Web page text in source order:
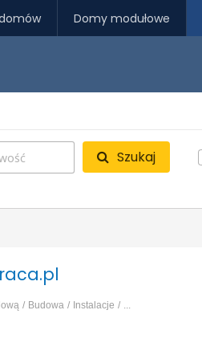
Domy modułowe
Szukaj
Budowa Instalacje ...